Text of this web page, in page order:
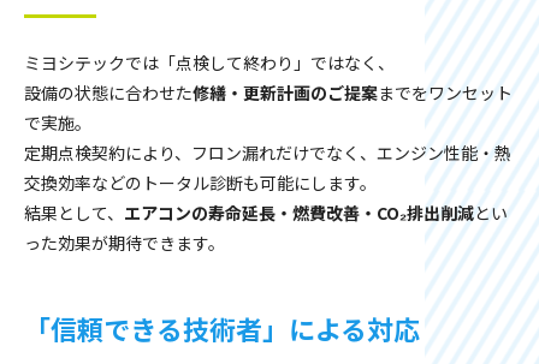
ミヨシテックでは「点検して終わり」ではなく、
設備の状態に合わせた修繕・更新計画のご提案までをワンセット
で実施。
定期点検契約により、フロン漏れだけでなく、エンジン性能・熱
交換効率などのトータル診断も可能にします。
結果として、 エアコンの寿命延長・燃費改善・CO₂排出削減とい
った効果が期待できます。
「信頼できる技術者」による対応